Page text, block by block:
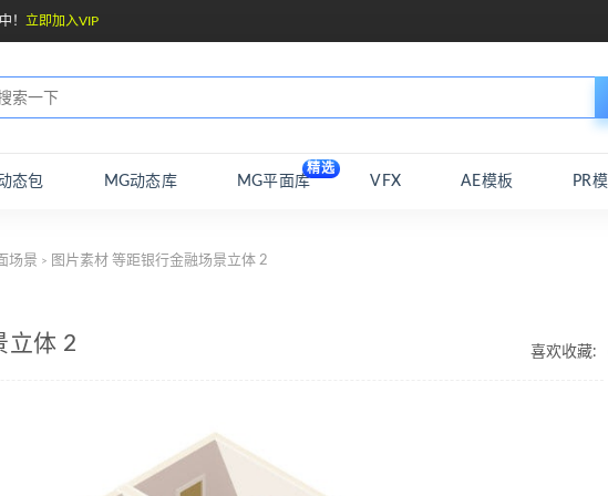
！ 立即加入VIP
态包 MG动态库 MG平面库
精选
VFX AE模板 PR
场景 > 图片素材 等距银行金融场景立体 2
喜欢收藏:
立体 2